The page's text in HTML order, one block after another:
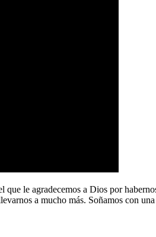
le agradecemos a Dios por
a mucho más. Soñamos con